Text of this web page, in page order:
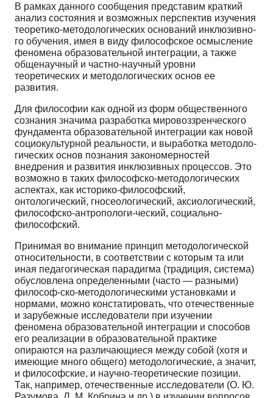
В рамках данного сообщения представим краткий
анализ состояния и возможных перспектив изучения
теоретико-методологических оснований инклюзивно­
го обучения, имея в виду философское осмысление
феномена образовательной интеграции, а также
обще­научный и частно-научный уровни
теоретических и методологических основ ее
развития.
Для философии как одной из форм общественного
сознания значима разработка мировоззренческого
фундамента образовательной интеграции как новой
социокультурной реальности, и выработка методоло­
гических основ познания закономерностей
внедрения и развития инклюзивных процессов. Это
возможно в таких философско-методологических
аспектах, как историко-философский,
онтологический, гносеологи­ческий, аксиологический,
философско-антропологи-ческий, социально-
философский.
Принимая во внимание принцип методологической
относительности, в соответствии с которым та или
иная педагогическая парадигма (традиция, система)
обус­ловлена определенными (часто — разными)
философ-ско-методологическими установками и
нормами, мож­но констатировать, что отечественные
и зарубежные ис­следователи при изучении
феномена образовательной интеграции и способов
его реализации в образователь­ной практике
опираются на различающиеся между со­бой (хотя и
имеющие много общего) методологические, а значит,
и философские, и научно-теоретические пози­ции.
Так, например, отечественные исследователи (О. Ю.